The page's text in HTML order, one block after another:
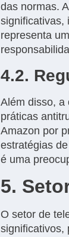
das normas.
significativas,
representa
4.2.
Além disso, a
práticas
Amazon por
estratégias
é uma
5.
O setor de
significativos,